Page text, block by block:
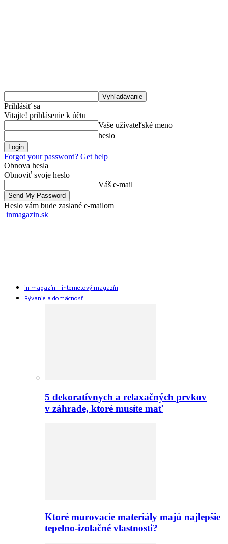
Prihlásiť sa
Vitajte! prihlásenie k účtu
Vaše užívateľské meno
heslo
Forgot your password? Get help
Obnova hesla
Obnoviť svoje heslo
Váš e-mail
Heslo vám bude zaslané e-mailom
inmagazin.sk
in magazín – internetový magazín
Bývanie a domácnosť
5 dekoratívnych a relaxačných prvkov
v záhrade, ktoré musíte mať
Ktoré murovacie materiály majú najlepšie
tepelno-izolačné vlastnosti?